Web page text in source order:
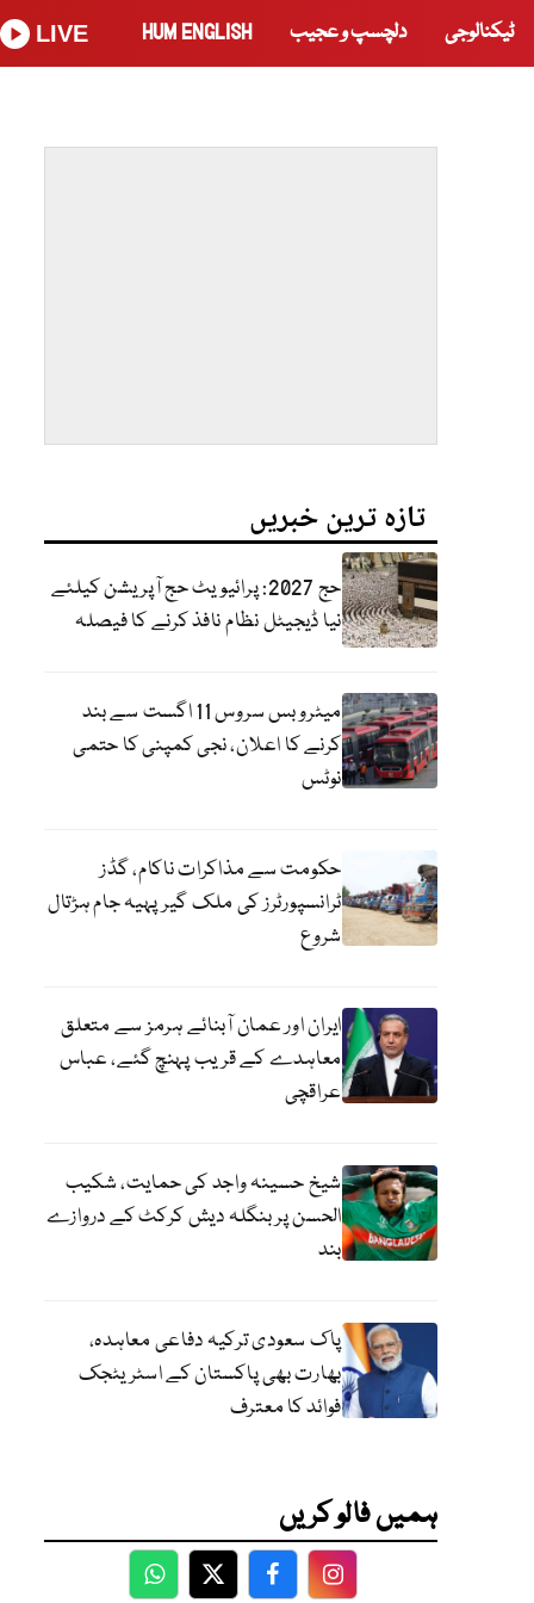
ٹیکنالوجی دلچسپ و عجیب HUM ENGLISH
LIVE
تازہ ترین خبریں
حج 2027: پرائیویٹ حج آپریشن کیلئے
نیا ڈیجیٹل نظام نافذ کرنے کا فیصلہ
میٹرو بس سروس 11 اگست سے بند
کرنے کا اعلان، نجی کمپنی کا حتمی
نوٹس
حکومت سے مذاکرات ناکام، گڈز
ٹرانسپورٹرز کی ملک گیر پہیہ جام ہڑتال
شروع
ایران اور عمان آبنائے ہرمز سے متعلق
معاہدے کے قریب پہنچ گئے، عباس
عراقچی
شیخ حسینہ واجد کی حمایت، شکیب
الحسن پر بنگلہ دیش کرکٹ کے دروازے
بند
پاک سعودی ترکیہ دفاعی معاہدہ،
بھارت بھی پاکستان کے اسٹریٹجک
فوائد کا معترف
ہمیں فالو کریں
WhatsApp
TwitterFacebookFacebook